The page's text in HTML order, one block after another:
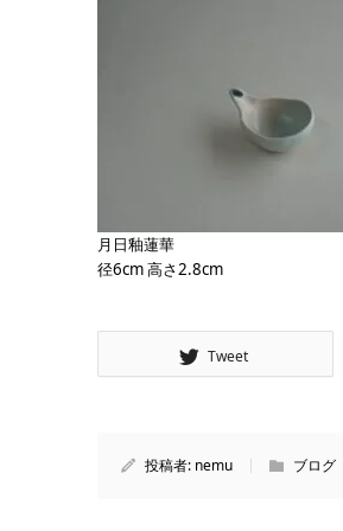
月日釉蓮華
径6cm 高さ2.8cm
Tweet
投稿者: nemu ブログ